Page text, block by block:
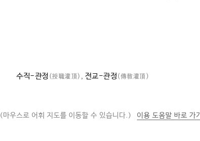
수직-관정 (授職灌頂) , 전교-관정 (傳敎灌頂)
(마우스로 어휘 지도를 이동할 수 있습니다.) 이용 도움말 바로 가기